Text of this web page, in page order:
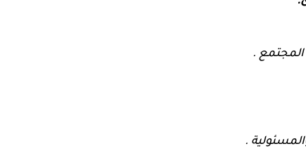
المجتمع .
.